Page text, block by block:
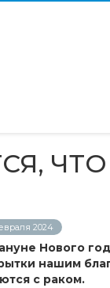
2024
Нового
нашим
с раком.